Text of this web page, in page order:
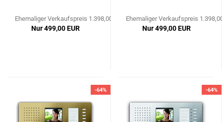
Ehemaliger Verkaufspreis 1.398,00 EUR
Nur 499,00 EUR
Ehemaliger Verkaufspreis
Nur 499,00 EUR
-64% -64%